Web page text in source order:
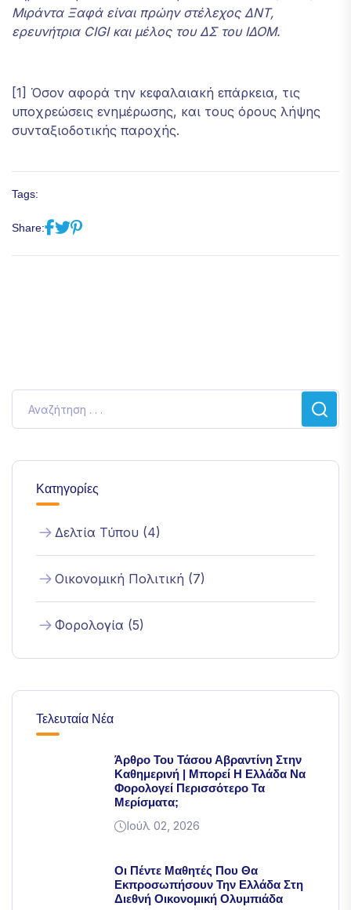
Μιράντα Ξαφά είναι πρώην στέλεχος ΔΝΤ,
ερευνήτρια CIGIκαι μέλος του ΔΣ του ΙΔΟΜ.
[1] Όσον αφορά την κεφαλαιακή επάρκεια, τις
υποχρεώσεις ενημέρωσης, και τους όρους λήψης
συνταξιοδοτικής παροχής.
Tags:
Share:
Κατηγορίες
Δελτία Τύπου (4)
Οικονομική Πολιτική (7)
Φορολογία (5)
Τελευταία Νέα
Άρθρο Του Τάσου Αβραντίνη Στην
Καθημερινή | Μπορεί Η Ελλάδα Να
Φορολογεί Περισσότερο Τα
Μερίσματα;
Ιούλ 02, 2026
Οι Πέντε Μαθητές Που Θα
Εκπροσωπήσουν Την Ελλάδα Στη
Διεθνή Οικονομική Ολυμπιάδα